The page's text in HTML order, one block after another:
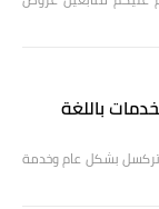
باللغة
تركسل بشكل عام وخدمة